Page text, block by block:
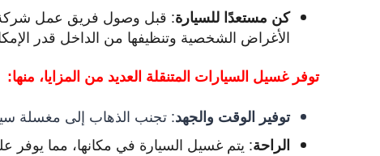
كن مستعدًا للسيارة: قبل وصول فريق عمل شركة
الأغراض الشخصية وتنظيفها من الداخل قدر
توفر غسيل السيارات المتنقلة العديد من المزايا، منها:
توفير الوقت والجهد: تجنب الذهاب إلى مغسلة
الراحة: يتم غسيل السيارة في مكانها، مما يوفر